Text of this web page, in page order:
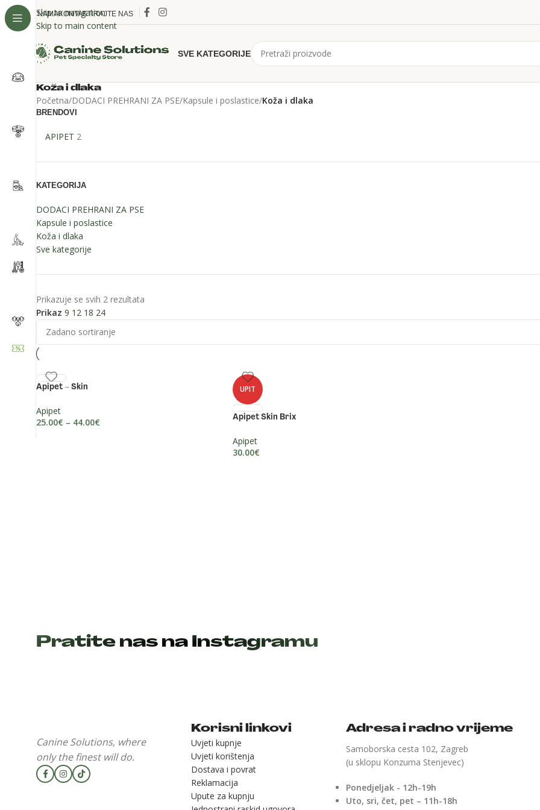
Skip to navigation
Skip to main content
O NAMAKONTAKTIRAJTE NAS
SVE KATEGORIJE
Koža i dlaka
Početna/DODACI PREHRANI ZA PSE/Kapsule i poslastice/Koža i dlaka
BRENDOVI
APIPET 2
KATEGORIJA
DODACI PREHRANI ZA PSE
Kapsule i poslastice
Koža i dlaka
Sve kategorije
Prikazuje se svih 2 rezultata
Prikaz 9 12 18 24
Apipet – Skin
Apipet
25.00€ – 44.00€
UPIT
Apipet Skin Brix
Apipet
30.00€
Pratite nas na Instagramu
Canine Solutions, where
only the finest will do.
Korisni linkovi
Uvjeti kupnje
Uvjeti korištenja
Dostava i povrat
Reklamacija
Upute za kupnju
Adresa i radno vrijeme
Samoborska cesta 102, Zagreb
(u sklopu Konzuma Stenjevec)
Ponedjeljak - 12h-19h
Uto, sri, čet, pet – 11h-18h